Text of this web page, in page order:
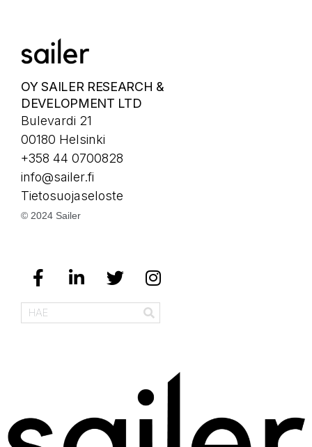
OY SAILER RESEARCH &
DEVELOPMENT LTD
Bulevardi 21
00180 Helsinki
+358 44 0700828
info@sailer.fi
Tietosuojaseloste
© 2024 Sailer